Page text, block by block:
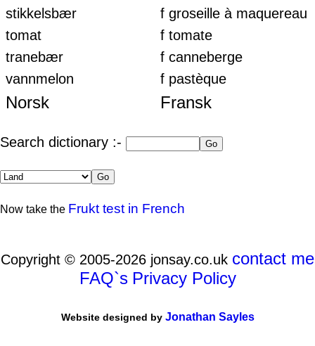
stikkelsbær
f groseille à maquereau
tomat
f tomate
tranebær
f canneberge
vannmelon
f pastèque
Norsk Fransk
Search dictionary :-
Now take the Frukt test in French
Copyright © 2005-2026 jonsay.co.uk contact me
FAQ`s Privacy Policy
Website designed by Jonathan Sayles